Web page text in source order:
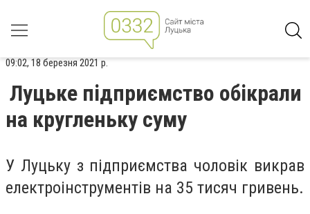
09:02, 18 березня 2021 р.
Луцьке підприємство обікрали
на кругленьку суму
У Луцьку з підприємства чоловік викрав
електроінструментів на 35 тисяч гривень.